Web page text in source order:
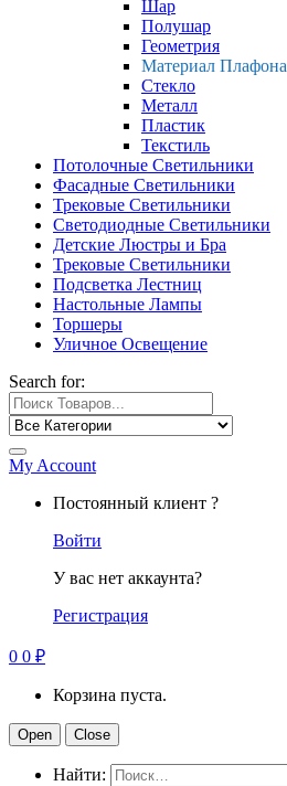
Шар
Полушар
Геометрия
Материал Плафона
Стекло
Металл
Пластик
Текстиль
Потолочные Светильники
Фасадные Светильники
Трековые Светильники
Светодиодные Светильники
Детские Люстры и Бра
Трековые Светильники
Подсветка Лестниц
Настольные Лампы
Торшеры
Уличное Освещение
Search for:
My Account
Постоянный клиент ?
Войти
У вас нет аккаунта?
Регистрация
0 0 ₽
Корзина пуста.
Open Close
Найти: